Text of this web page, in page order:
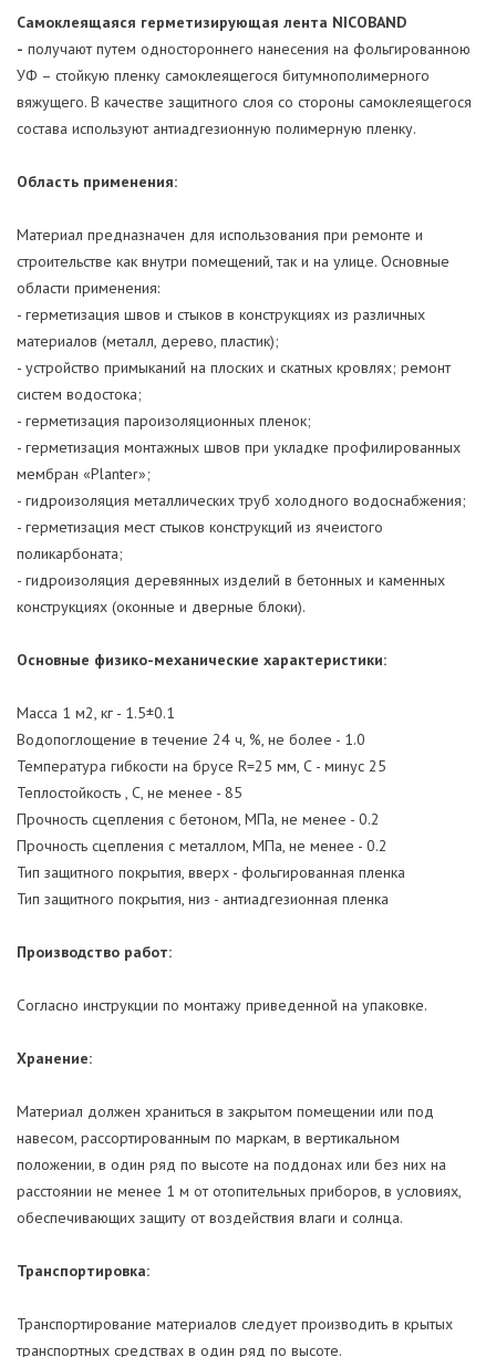
Самоклеящаяся герметизирующая лента NICOBAND
- получают путем одностороннего нанесения на фольгированною
УФ – стойкую пленку самоклеящегося битумнополимерного
вяжущего. В качестве защитного слоя со стороны самоклеящегося
состава используют антиадгезионную полимерную пленку.
Область применения:
Материал предназначен для использования при ремонте и
строительстве как внутри помещений, так и на улице. Основные
области применения:
- герметизация швов и стыков в конструкциях из различных
материалов (металл, дерево, пластик);
- устройство примыканий на плоских и скатных кровлях; ремонт
систем водостока;
- герметизация пароизоляционных пленок;
- герметизация монтажных швов при укладке профилированных
мембран «Planter»;
- гидроизоляция металлических труб холодного водоснабжения;
- герметизация мест стыков конструкций из ячеистого
поликарбоната;
- гидроизоляция деревянных изделий в бетонных и каменных
конструкциях (оконные и дверные блоки).
Основные физико-механические характеристики:
Масса 1 м2, кг - 1.5±0.1
Водопоглощение в течение 24 ч, %, не более - 1.0
Температура гибкости на брусе R=25 мм, С - минус 25
Теплостойкость , С, не менее - 85
Прочность сцепления с бетоном, МПа, не менее - 0.2
Прочность сцепления с металлом, МПа, не менее - 0.2
Тип защитного покрытия, вверх - фольгированная пленка
Тип защитного покрытия, низ - антиадгезионная пленка
Производство работ:
Согласно инструкции по монтажу приведенной на упаковке.
Хранение:
Материал должен храниться в закрытом помещении или под
навесом, рассортированным по маркам, в вертикальном
положении, в один ряд по высоте на поддонах или без них на
расстоянии не менее 1 м от отопительных приборов, в условиях,
обеспечивающих защиту от воздействия влаги и солнца.
Транспортировка:
Транспортирование материалов следует производить в крытых
транспортных средствах в один ряд по высоте.